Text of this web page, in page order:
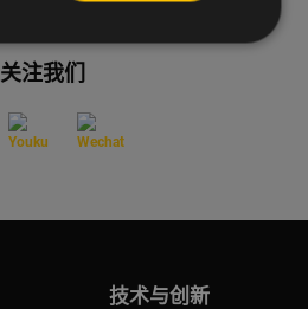
关注我们
技术与创新